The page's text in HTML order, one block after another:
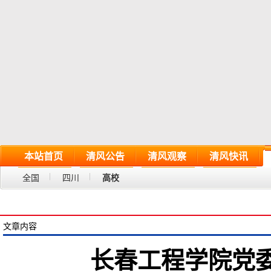
本站首页 清风公告 清风观察 清风快讯
全国 四川 高校
文章内容
长春工程学院党